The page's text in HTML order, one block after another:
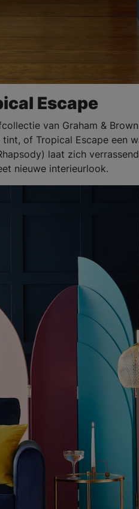
Escape
van Graham &
of Tropical Escape een
laat zich
nieuwe interieurlook.